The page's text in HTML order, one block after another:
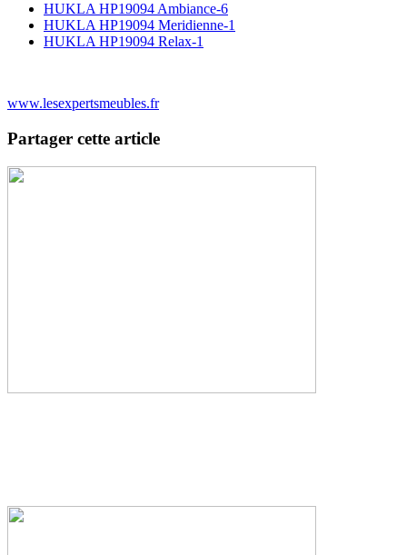
HUKLA HP19094 Ambiance-6
HUKLA HP19094 Meridienne-1
HUKLA HP19094 Relax-1
www.lesexpertsmeubles.fr
Partager cette article